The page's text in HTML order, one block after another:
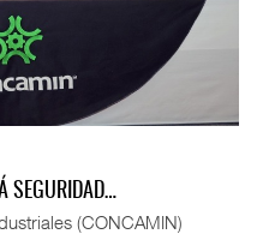
SEGURIDAD…
(CONCAMIN)